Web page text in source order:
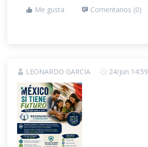
Me gusta Comentarios (0)
LEONARDO GARCIA 24/jun 14:59